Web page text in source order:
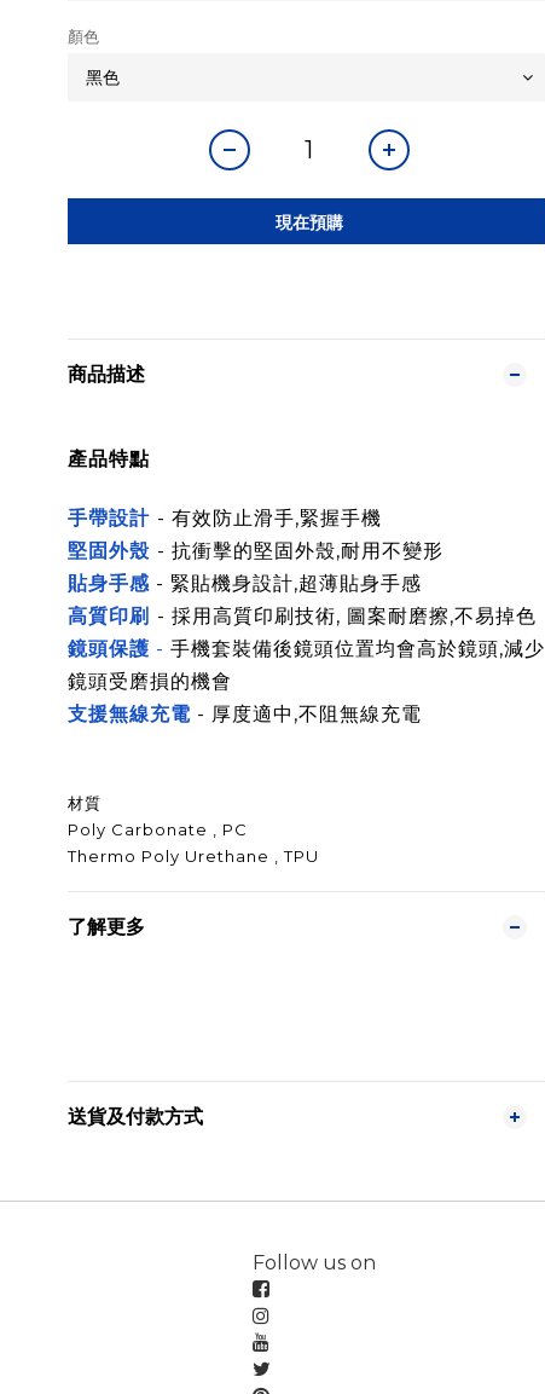
顏色
現在預購
商品描述
產品特點
手帶設計 - 有效防止滑手,緊握手機
堅固外殼 - 抗衝擊的堅固外殼,耐用不變形
貼身手感- 緊貼機身設計,超薄貼身手感
高質印刷 - 採用高質印刷技術, 圖案耐磨擦,不易掉色
鏡頭保護 - 手機套裝備後鏡頭位置均會高於鏡頭,減少
鏡頭受磨損的機會
支援無線充電- 厚度適中,不阻無線充電
材質
Poly Carbonate , PC
Thermo Poly Urethane , TPU
了解更多
送貨及付款方式
Follow us on